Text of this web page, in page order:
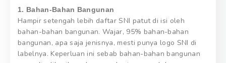
1. Bahan-Bahan Bangunan
Hampir setengah lebih daftar SNI patut di isi oleh
bahan-bahan bangunan. Wajar, 95% bahan-bahan
bangunan, apa saja jenisnya, mesti punya logo SNI di
labelnya. Keperluan ini sebab bahan-bahan bangunan